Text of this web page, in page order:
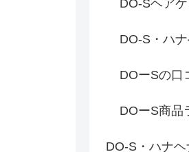
DO-Sヘア
DO-S・ハ
DOーSの口
DOーS商品
DO-S・ハナ